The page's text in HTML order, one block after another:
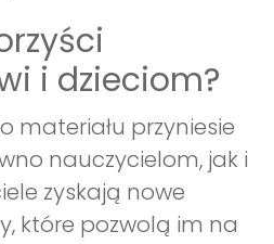
i dzieciom?
materiału przyniesie
nauczycielom, jak i
zyskają nowe
które pozwolą im na